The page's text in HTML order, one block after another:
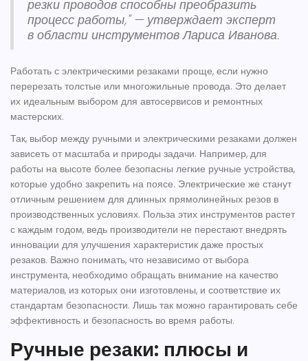
резки проводов способны преобразить
процесс работы," — утверждает эксперт
в области инструментов Лариса Иванова.
Работать с электрическими резаками проще, если нужно
перерезать толстые или многожильные провода. Это делает
их идеальным выбором для автосервисов и ремонтных
мастерских.
Так, выбор между ручными и электрическими резаками должен
зависеть от масштаба и природы задачи. Например, для
работы на высоте более безопасны легкие ручные устройства,
которые удобно закрепить на поясе. Электрические же станут
отличным решением для длинных прямолинейных резов в
производственных условиях. Польза этих инструментов растет
с каждым годом, ведь производители не перестают внедрять
инновации для улучшения характеристик даже простых
резаков. Важно понимать, что независимо от выбора
инструмента, необходимо обращать внимание на качество
материалов, из которых они изготовлены, и соответствие их
стандартам безопасности. Лишь так можно гарантировать себе
эффективность и безопасность во время работы.
Ручные резаки: плюсы и